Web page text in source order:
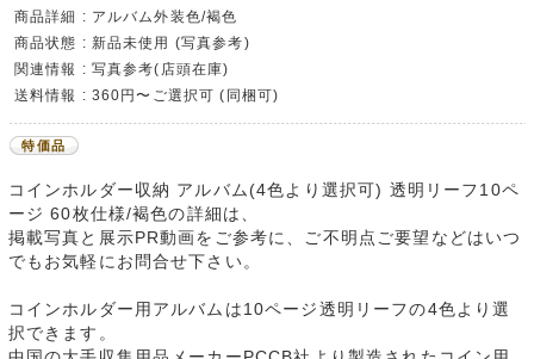
商品詳細 : アルバム外装色/褐色
商品状態 : 新品未使用 (写真参考)
関連情報 : 写真参考(店頭在庫)
送料情報 : 360円〜ご選択可 (同梱可)
特価品
コインホルダー収納 アルバム(4色より選択可) 透明リーフ10ペ
ージ 60枚仕様/褐色の詳細は、
掲載写真と展示PR動画をご参考に、ご不明点ご要望などはいつ
でもお気軽にお問合せ下さい。
コインホルダー用アルバムは10ページ透明リーフの4色より選
択できます。